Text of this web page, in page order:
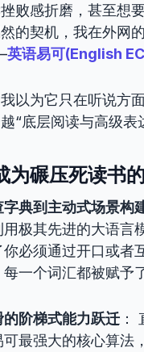
败感折磨，甚至想
的契机，我在外网
英语易可(English
以为它只在听说方
“底层阅读与高级表
为碾压死读书
字典到主动式场景构
用极其先进的大语言
必须通过开口或者
一个词汇都被赋予
的阶梯式能力跃迁 ：
可最强大的核心算法